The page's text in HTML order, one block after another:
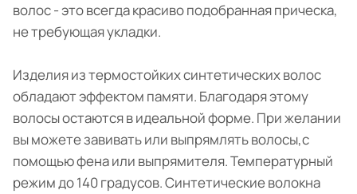
волос - это всегда красиво подобранная прическа,
не требующая укладки.
Изделия из термостойких синтетических волос
обладают эффектом памяти. Благодаря этому
волосы остаются в идеальной форме. При желании
вы можете завивать или выпрямлять волосы,с
помощью фена или выпрямителя. Температурный
режим до 140 градусов. Синтетические волокна